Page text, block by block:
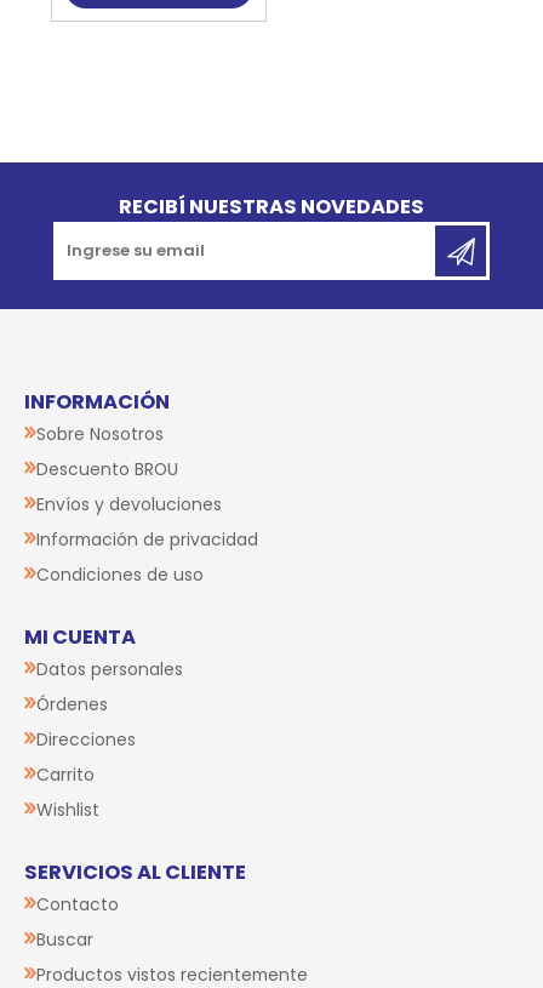
RECIBÍ NUESTRAS NOVEDADES
INFORMACIÓN
Sobre Nosotros
Descuento BROU
Envíos y devoluciones
Información de privacidad
Condiciones de uso
MI CUENTA
Datos personales
Órdenes
Direcciones
Carrito
Wishlist
SERVICIOS AL CLIENTE
Contacto
Buscar
Productos vistos recientemente